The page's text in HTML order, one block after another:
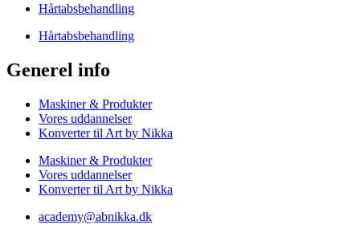
Hårtabsbehandling
Hårtabsbehandling
Generel info
Maskiner & Produkter
Vores uddannelser
Konverter til Art by Nikka
Maskiner & Produkter
Vores uddannelser
Konverter til Art by Nikka
academy@abnikka.dk